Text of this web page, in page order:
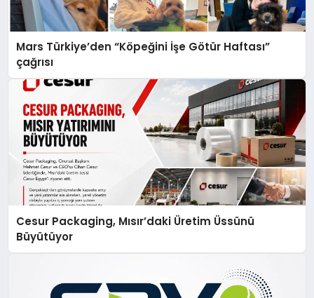
Mars Türkiye’den “Köpeğini İşe Götür Haftası”
çağrısı
Cesur Packaging, Mısır’daki Üretim Üssünü
Büyütüyor